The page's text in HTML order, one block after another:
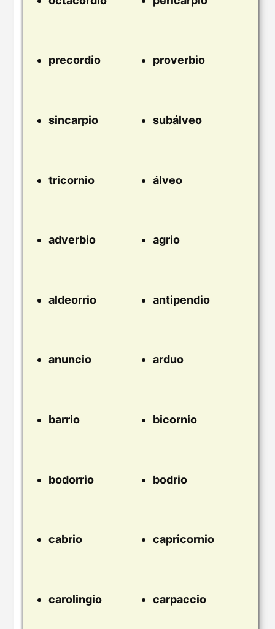
precordio proverbio
sincarpio subálveo
tricornio álveo
adverbio agrio
aldeorrio antipendio
anuncio arduo
barrio bicornio
bodorrio bodrio
cabrio capricornio
carolingio carpaccio